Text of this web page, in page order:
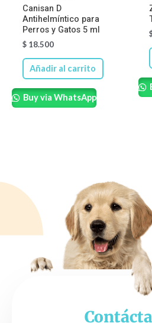
Canisan D
Antihelmíntico para
Perros y Gatos 5 ml
$18.500
Añadir al carrito
Buy via WhatsApp